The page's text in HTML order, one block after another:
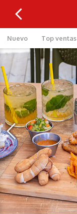
Nuevo Top ventas
‹